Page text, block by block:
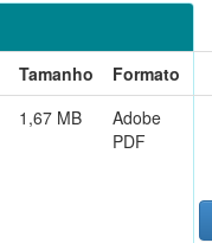
Tamanho
Formato
1,67 MB
Adobe
PDF